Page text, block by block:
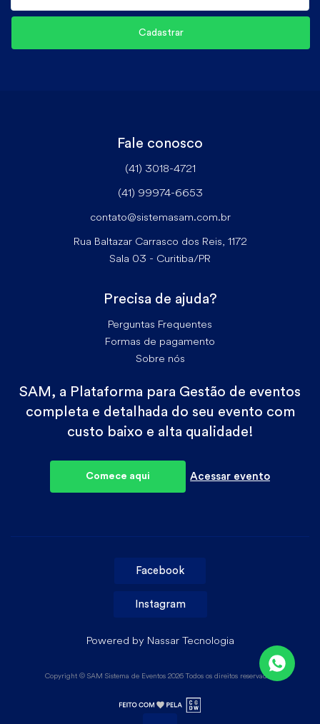
Fale conosco
(41) 3018-4721
(41) 99974-6653
contato@sistemasam.com.br
Rua Baltazar Carrasco dos Reis, 1172
Sala 03 - Curitiba/PR
Precisa de ajuda?
Perguntas Frequentes
Formas de pagamento
Sobre nós
SAM, a Plataforma para Gestão de eventos
completa e detalhada do seu evento com
custo baixo e alta qualidade!
Comece aqui Acessar evento
Facebook
Instagram
Powered by Nassar Tecnologia
Copyright © SAM Sistema de Eventos 2026 Todos os direitos reservados.